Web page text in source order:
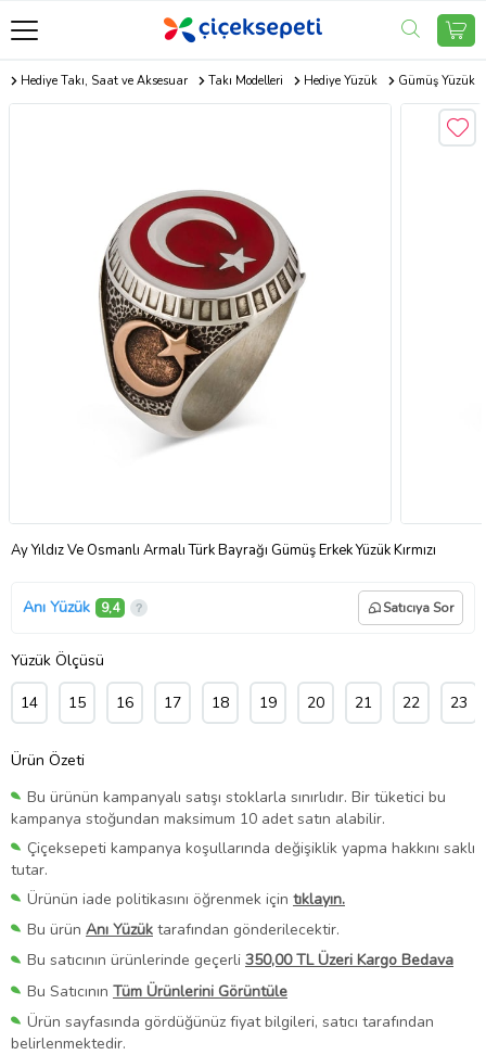
Hediye Takı, Saat ve Aksesuar Takı Modelleri Hediye Yüzük Gümüş Yüzük
Ay Yıldız Ve Osmanlı Armalı Türk Bayrağı Gümüş Erkek Yüzük Kırmızı
Anı Yüzük 9,4 Satıcıya Sor
Yüzük Ölçüsü
14 15 16 17 18 19 20 21 22 23
Ürün Özeti
Bu ürünün kampanyalı satışı stoklarla sınırlıdır. Bir tüketici bu
kampanya stoğundan maksimum 10 adet satın alabilir.
Çiçeksepeti kampanya koşullarında değişiklik yapma hakkını saklı
tutar.
Ürünün iade politikasını öğrenmek için tıklayın.
Bu ürün Anı Yüzük tarafından gönderilecektir.
Bu satıcının ürünlerinde geçerli 350,00 TL Üzeri Kargo Bedava
Bu Satıcının Tüm Ürünlerini Görüntüle
Ürün sayfasında gördüğünüz fiyat bilgileri, satıcı tarafından
belirlenmektedir.